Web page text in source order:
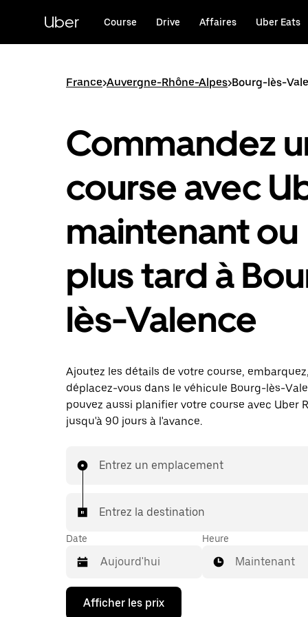
principal
Uber Course Drive Affaires Uber Eats
France>Auvergne-Rhône-Alpes>Bourg-lès-
Commandez
course avec
maintenant ou
plus tard à
lès-Valence
Ajoutez les détails de votre course,
déplacez-vous dans le véhicule Bourg-lès-
pouvez aussi planifier votre course avec Uber
jusqu'à 90 jours à l'avance.
Entrez un emplacement
Entrez la destination
Date
Appuyez
Heure
Maintenant
Afficher les prix